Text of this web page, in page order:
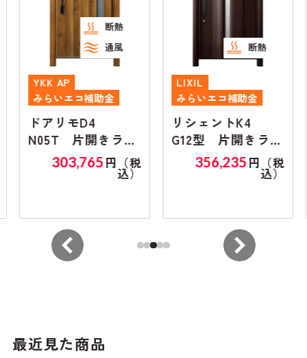
断熱
通風
YKK AP
みらいエコ補助金
ドアリモD4
N05T 片開きラン
マ無し303,765 円（税
込）
断熱
LIXIL
みらいエコ補助金
リシェントK4
G12型 片開きラン
マ無し356,235 円（税
込）
最近見た商品